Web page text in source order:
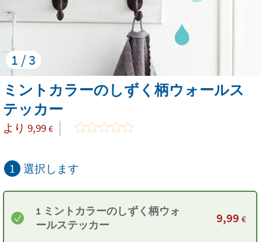
1 / 3
ミントカラーのしずく柄ウォールス
テッカー
より 9,99 €
1 選択します
1 ミントカラーのしずく柄ウォ
ールステッカー
9,99 €